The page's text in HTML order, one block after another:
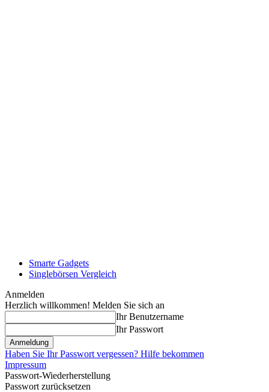
Smarte Gadgets
Singlebörsen Vergleich
Anmelden
Herzlich willkommen! Melden Sie sich an
Ihr Benutzername
Ihr Passwort
Haben Sie Ihr Passwort vergessen? Hilfe bekommen
Impressum
Passwort-Wiederherstellung
Passwort zurücksetzen